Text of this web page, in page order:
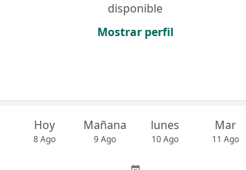
disponible
Mostrar perfil
Hoy
8 Ago
Mañana
9 Ago
lunes
10 Ago
Mar
11 Ago